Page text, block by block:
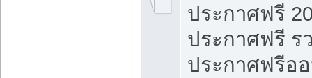
ประกาศฟรี
ประกาศฟรี ร
ประกาศฟรีอ